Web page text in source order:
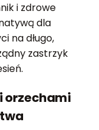
i zdrowe
dla
na długo,
zastrzyk
orzechami